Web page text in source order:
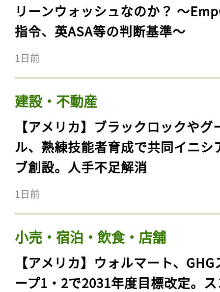
リーンウォッシュなのか？ 〜
指令、英ASA等の判断基準〜
1日前
建設・不動産
【アメリカ】ブラックロックやグ
ル、熟練技能者育成で共同イニシ
ブ創設。人手不足解消
1日前
小売・宿泊・飲食・店舗
【アメリカ】ウォルマート、GHG
ープ1・2で2031年度目標改定。